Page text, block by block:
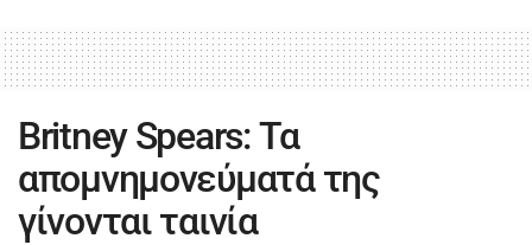
Britney Spears: Τα
απομνημονεύματά της
γίνονται ταινία